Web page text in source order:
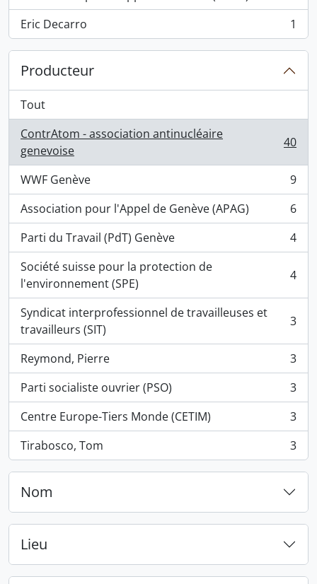
Eric Decarro
, 1 résultats 1
Producteur
Tout
ContrAtom - association antinucléaire
genevoise
, 40 résultats 40
WWF Genève
, 9 résultats
9
Association pour l'Appel de Genève (APAG)
, 6 résultats
6
Parti du Travail (PdT) Genève
, 4 résultats
4
Société suisse pour la protection de
l'environnement (SPE)
, 4 résultats 4
Syndicat interprofessionnel de travailleuses et
travailleurs (SIT)
, 3 résultats 3
Reymond, Pierre
, 3 résultats
3
Parti socialiste ouvrier (PSO)
, 3 résultats
3
Centre Europe-Tiers Monde (CETIM)
, 3 résultats
3
Tirabosco, Tom
, 3 résultats 3
Nom
Lieu